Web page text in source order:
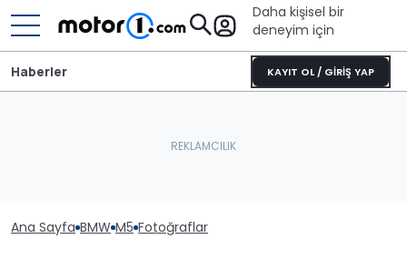
Daha kişisel bir
deneyim için
KAYIT OL / GİRİŞ YAP
Haberler
Ana Sayfa BMW M5 Fotoğraflar